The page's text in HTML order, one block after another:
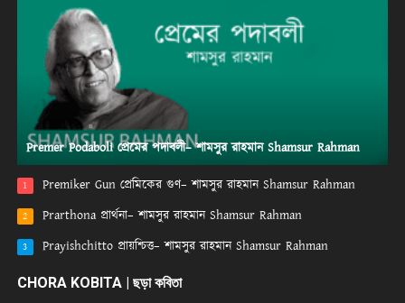
Premer Podaboli প্রেমের পদাবলী– শামসুর রাহমান Shamsur Rahman
1 Premiker Gun প্রেমিকের গুণ– শামসুর রাহমান Shamsur Rahman
2 Prarthona প্রার্থনা– শামসুর রাহমান Shamsur Rahman
3 Prayishchitto প্রায়শ্চিত্ত– শামসুর রাহমান Shamsur Rahman
CHORA KOBITA | ছড়া কবিতা